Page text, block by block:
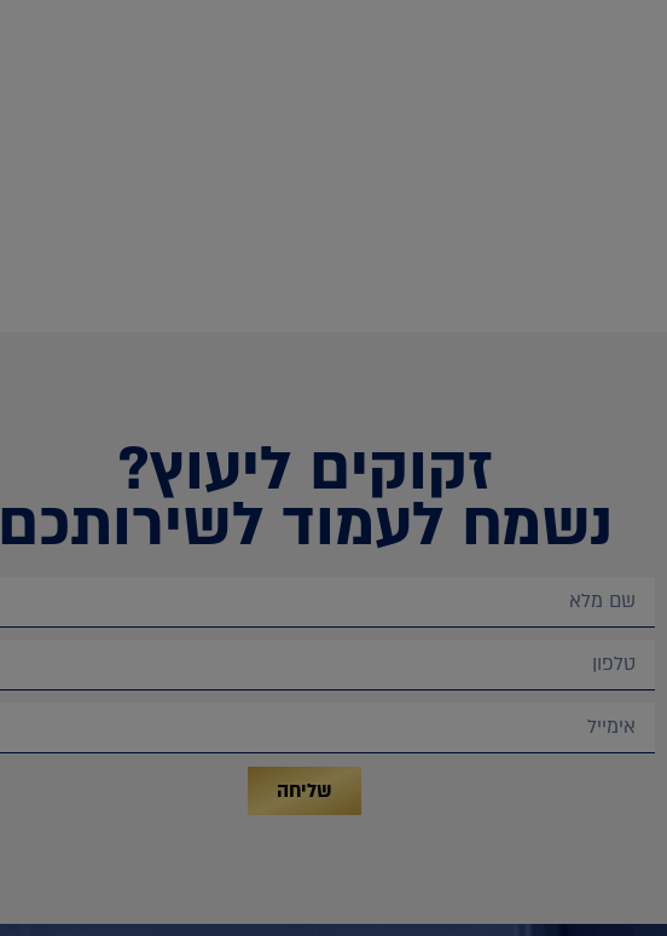
זקוקים ליעוץ?
נשמח לעמוד לשירותכם
שליחה